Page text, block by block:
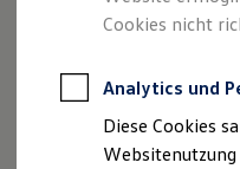
Leasing
Autokredit
Versicherungen
Kfz-
Garantien
den
Cookies nicht
Analytics und
Diese Cookies